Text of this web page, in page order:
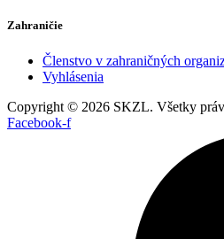
Zahraničie
Členstvo v zahraničných
Vyhlásenia
Copyright © 2026 SKZL. Všetky
Facebook-f